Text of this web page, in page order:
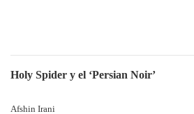
Holy Spider y el ‘Persian Noir’
Afshin Irani